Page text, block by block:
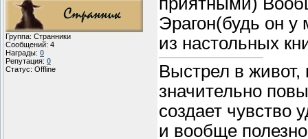
Группа: Странники
Сообщений: 4
Награды: 0
Репутация: 0
Статус: Offline
Эрагон(будь он
из настольных
Выстрел в живот,
значительно
создает чувство
и вообще